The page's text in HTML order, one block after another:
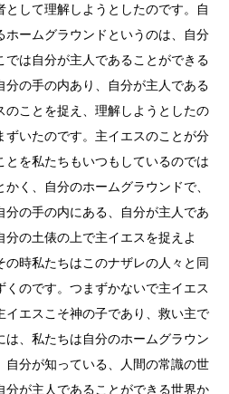
として理解しようとしたのです。自
ホームグラウンドというのは、自分
は自分が主人であることができる
の手の内あり、自分が主人である
のことを捉え、理解しようとしたの
ずいたのです。主イエスのことが分
を私たちもいつもしているのでは
く、自分のホームグラウンドで、
分の手の内にある、自分が主人であ
の土俵の上で主イエスを捉えよ
の時私たちはこのナザレの人々と同
くのです。つまずかないで主イエス
イエスこそ神の子であり、救い主で
は、私たちは自分のホームグラウン
自分が知っている、人間の常識の世
分が主人であることができる世界か